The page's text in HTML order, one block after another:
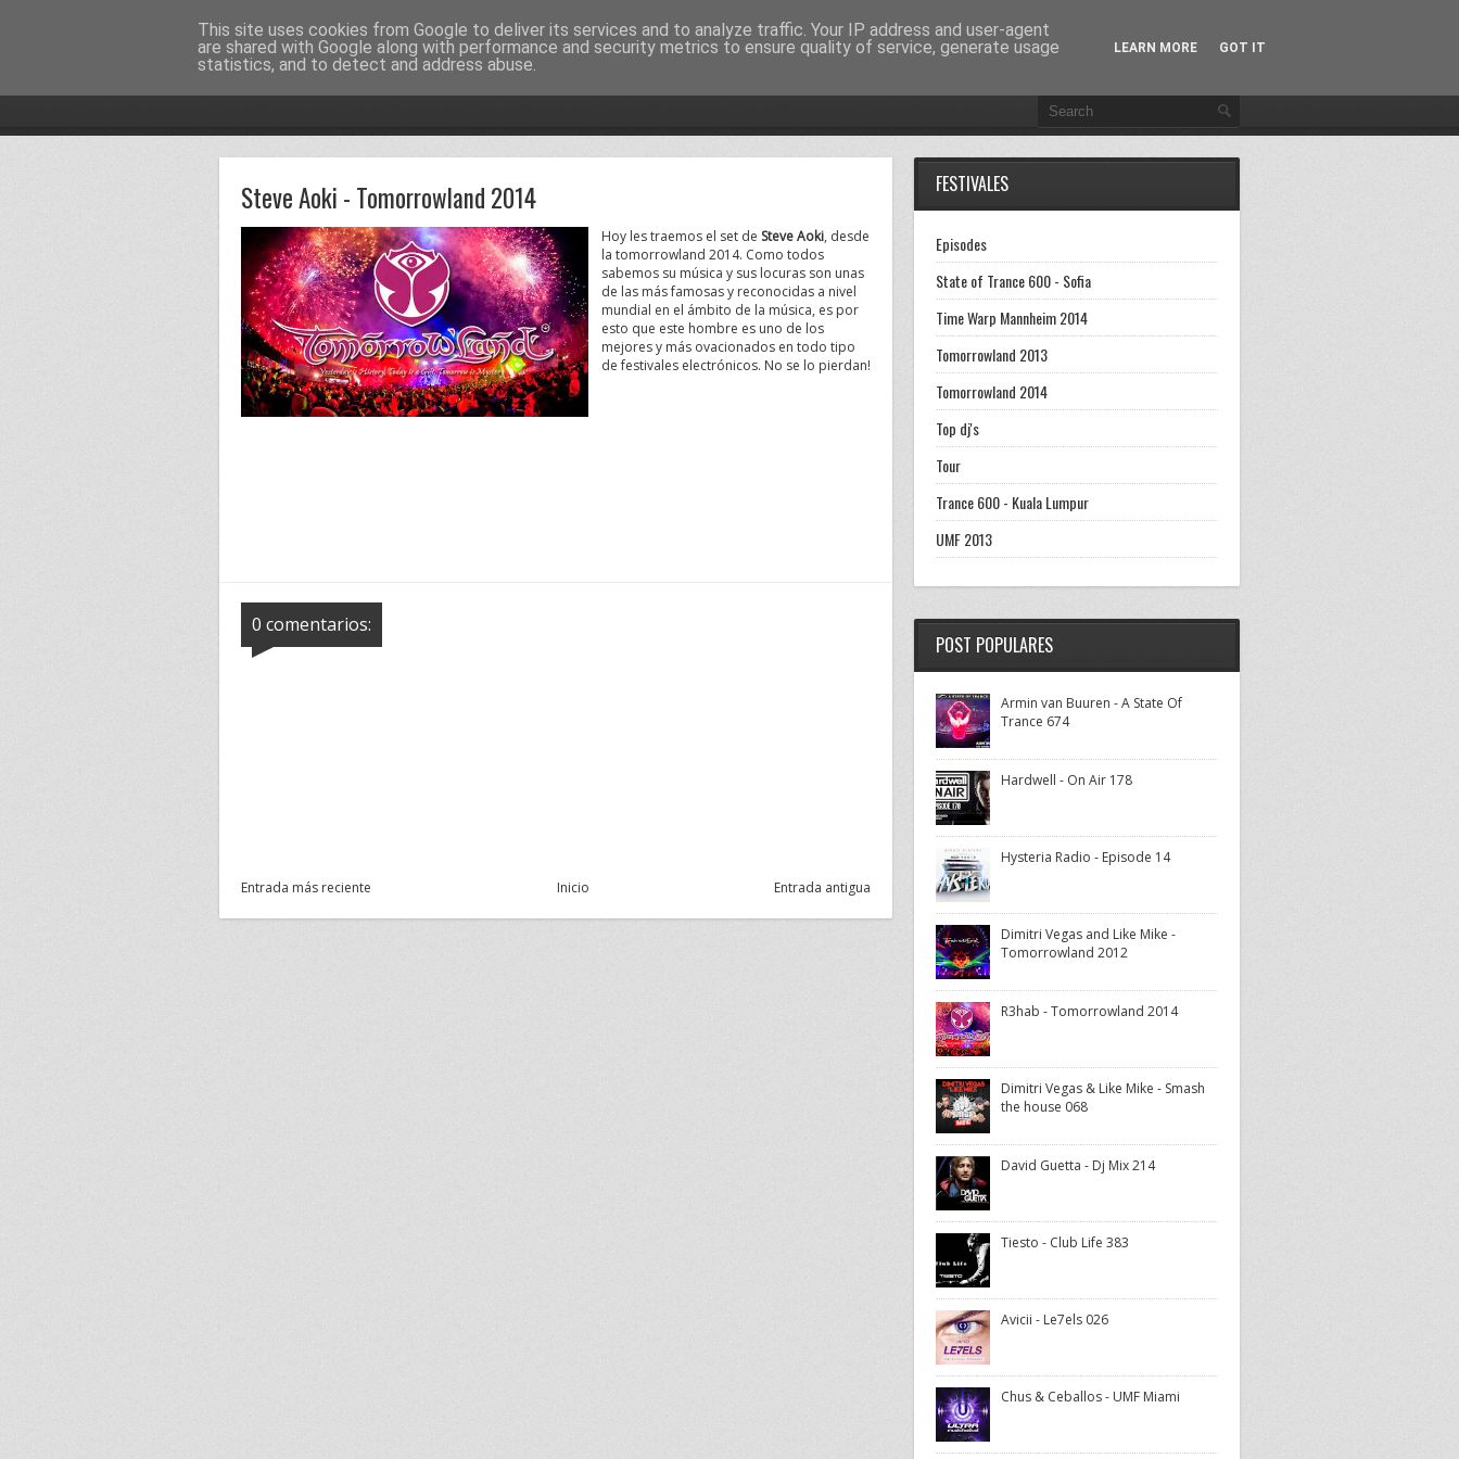
LA PULQUERÍA DEL OCIO
Steve Aoki - Tomorrowland 2014
Hoy les traemos el set de Steve Aoki, desde
la tomorrowland 2014. Como todos
sabemos su música y sus locuras son unas
de las más famosas y reconocidas a nivel
mundial en el ámbito de la música, es por
esto que este hombre es uno de los
mejores y más ovacionados en todo tipo
de festivales electrónicos. No se lo pierdan!
0 comentarios:
Entrada más reciente Inicio Entrada antigua
FESTIVALES
Episodes
State of Trance 600 - Sofia
Time Warp Mannheim 2014
Tomorrowland 2013
Tomorrowland 2014
Top dj's
Tour
Trance 600 - Kuala Lumpur
UMF 2013
POST POPULARES
Armin van Buuren - A State Of
Trance 674
Hardwell - On Air 178
Hysteria Radio - Episode 14
Dimitri Vegas and Like Mike -
Tomorrowland 2012
R3hab - Tomorrowland 2014
Dimitri Vegas & Like Mike - Smash
the house 068
David Guetta - Dj Mix 214
Tiesto - Club Life 383
Avicii - Le7els 026
Chus & Ceballos - UMF Miami
This site uses cookies from Google to deliver its services and to analyze traffic. Your IP address and user-agent
are shared with Google along with performance and security metrics to ensure quality of service, generate usage
statistics, and to detect and address abuse.
LEARN MORE GOT IT